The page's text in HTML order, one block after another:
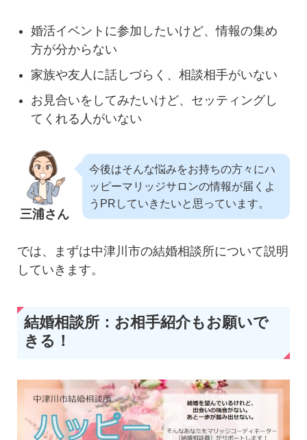
婚活イベントに参加したいけど、情報の集め
方が分からない
家族や友人に話しづらく、相談相手がいない
お見合いをしてみたいけど、セッティングし
てくれる人がいない
三浦さん
今後はそんな悩みをお持ちの方々にハ
ッピーマリッジサロンの情報が届くよ
うPRしていきたいと思っています。
では、まずは中津川市の結婚相談所について説明
していきます。
結婚相談所：お相手紹介もお願いで
きる！